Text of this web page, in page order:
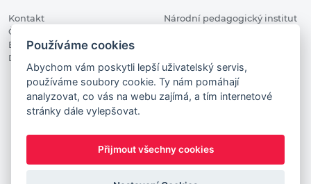
Kontakt
Členské organizace
Blog
Digitalizace ve vzdělávání
Národní pedagogický institut
DigiKoalice 2021. All rights reserved
Vstup do administrace
This project has received funding from the European
Commission Innovation and Networks Executive Agency (now
Používáme cookies
Abychom vám poskytli lepší uživatelský servis,
používáme soubory cookie. Ty nám pomáhají
analyzovat, co vás na webu zajímá, a tím internetové
stránky dále vylepšovat.
Přijmout všechny cookies